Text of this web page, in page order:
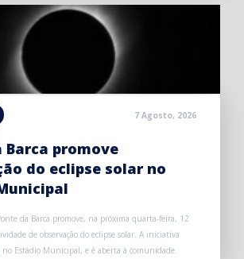
7 Agosto, 2026
Barca promove
do eclipse solar no
da Barca promove, na próxima quarta-feira, 12
de observação do eclipse solar. A iniciativa
no Estádio Municipal, e é aberta à comunidade.